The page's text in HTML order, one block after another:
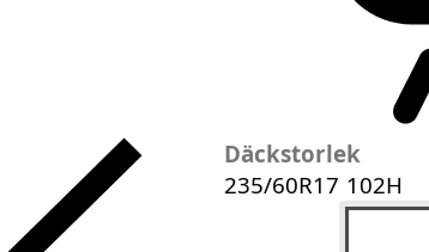
Däckstorlek
235/60R17 102H